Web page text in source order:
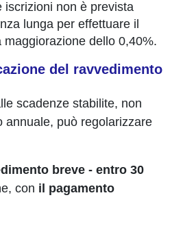
iscrizioni non è prevista
lunga per effettuare il
maggiorazione dello 0,40%.
del ravvedimento
scadenze stabilite, non
annuale, può regolarizzare
breve - entro 30
con il pagamento